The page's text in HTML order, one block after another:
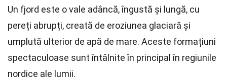
Un fjord este o vale adâncă, îngustă și lungă, cu
pereți abrupți, creată de eroziunea glaciară și
umplută ulterior de apă de mare. Aceste formațiuni
spectaculoase sunt întâlnite în principal în regiunile
nordice ale lumii.